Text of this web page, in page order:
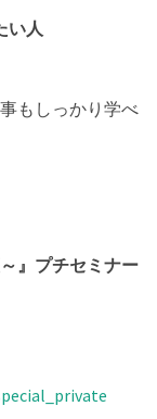
い人
もしっかり学べ
』プチセミナー